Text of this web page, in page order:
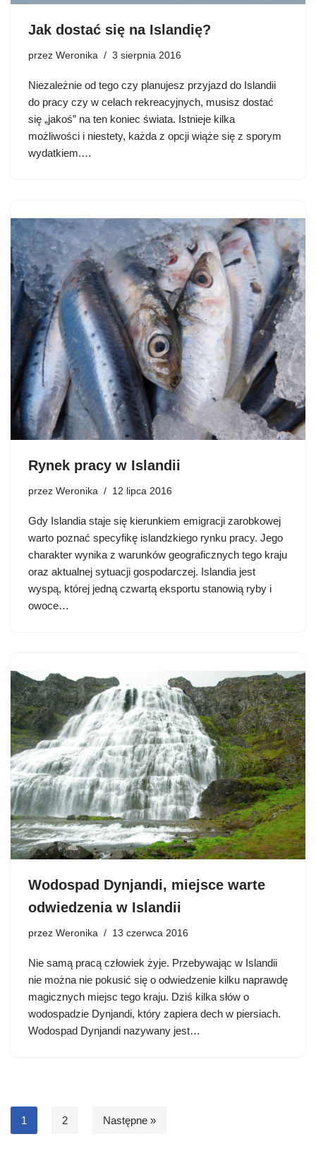
Jak dostać się na Islandię?
przez Weronika 3 sierpnia 2016
Niezależnie od tego czy planujesz przyjazd do Islandii
do pracy czy w celach rekreacyjnych, musisz dostać
się „jakoś” na ten koniec świata. Istnieje kilka
możliwości i niestety, każda z opcji wiąże się z sporym
wydatkiem.…
Rynek pracy w Islandii
przez Weronika 12 lipca 2016
Gdy Islandia staje się kierunkiem emigracji zarobkowej
warto poznać specyfikę islandzkiego rynku pracy. Jego
charakter wynika z warunków geograficznych tego kraju
oraz aktualnej sytuacji gospodarczej. Islandia jest
wyspą, której jedną czwartą eksportu stanowią ryby i
owoce…
Wodospad Dynjandi, miejsce warte
odwiedzenia w Islandii
przez Weronika 13 czerwca 2016
Nie samą pracą człowiek żyje. Przebywając w Islandii
nie można nie pokusić się o odwiedzenie kilku naprawdę
magicznych miejsc tego kraju. Dziś kilka słów o
wodospadzie Dynjandi, który zapiera dech w piersiach.
Wodospad Dynjandi nazywany jest…
1 2 Następne »